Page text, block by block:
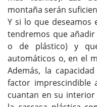
montaña serán
Y si lo que deseamos
tendremos que
o de plástico) y
automáticos o, en el
Además, la
factor imprescindible
cuantan en su